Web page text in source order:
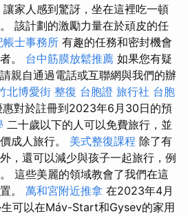
家人感到驚訝，坐在這裡吃一頓
該計劃的激勵力量在於頑皮的任
帳士事務所 有趣的任務和密封機會
。 台中筋膜放鬆推薦 如果您有疑
親自通過電話或互聯網與我們的辦
北博愛街 整復 台胞證 旅行社 台胞
惠對於註冊到2023年6月30日的預
二十歲以下的人可以免費旅行，並
成人旅行。 美式整復課程 除了有
，還可以減少與孩子一起旅行，例
這些美麗的領域教會了我們在這
。 萬和宮附近推拿 在2023年4月
可以在Máv-Start和Gysev的家用